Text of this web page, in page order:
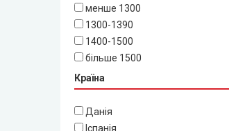
менше 1300
1300-1390
1400-1500
більше 1500
Країна
Данія
Іспанія